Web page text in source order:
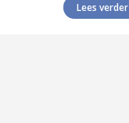
Lees verder